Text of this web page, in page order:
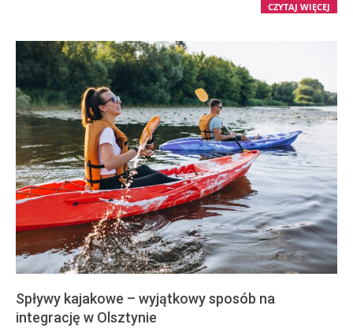
CZYTAJ WIĘCEJ
Spływy kajakowe – wyjątkowy sposób na
integrację w Olsztynie